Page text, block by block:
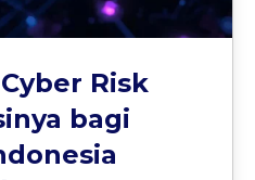
Risk
bagi